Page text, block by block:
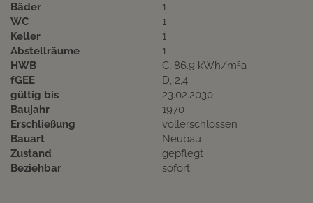
Bäder
1
WC
1
Keller
1
Abstellräume
1
HWB
C, 86.9 kWh/m2a
fGEE
D, 2,4
gültig bis
23.02.2030
Baujahr
1970
Erschließung
vollerschlossen
Bauart
Neubau
Zustand
gepflegt
Beziehbar
sofort